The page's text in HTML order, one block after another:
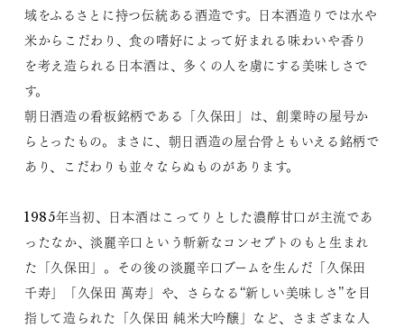
域をふるさとに持つ伝統ある酒造です。日本酒造りでは水や
米からこだわり、食の嗜好によって好まれる味わいや香り
を考え造られる日本酒は、多くの人を虜にする美味しさで
す。
朝日酒造の看板銘柄である「久保田」は、創業時の屋号か
らとったもの。まさに、朝日酒造の屋台骨ともいえる銘柄で
あり、こだわりも並々ならぬものがあります。
1985年当初、日本酒はこってりとした濃醇甘口が主流であ
ったなか、淡麗辛口という斬新なコンセプトのもと生まれ
た「久保田」。その後の淡麗辛口ブームを生んだ「久保田
千寿」「久保田 萬寿」や、さらなる“新しい美味しさ”を目
指して造られた「久保田 純米大吟醸」など、さまざまな人